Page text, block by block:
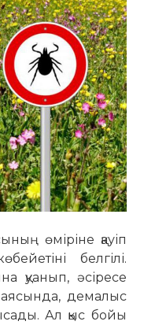
өміріне қауіп
белгілі.
қуанып, әсіресе
аясында, демалыс
Ал қыс бойы